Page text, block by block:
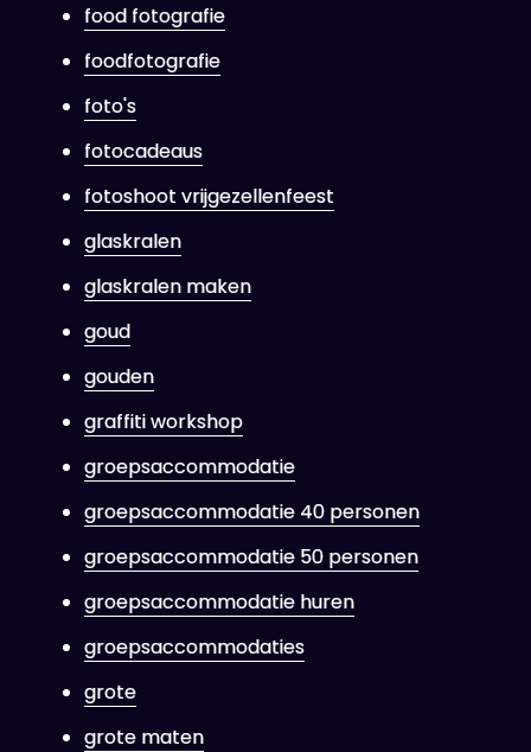
food fotografie
foodfotografie
foto's
fotocadeaus
fotoshoot vrijgezellenfeest
glaskralen
glaskralen maken
goud
gouden
graffiti workshop
groepsaccommodatie
groepsaccommodatie 40 personen
groepsaccommodatie 50 personen
groepsaccommodatie huren
groepsaccommodaties
grote
grote maten